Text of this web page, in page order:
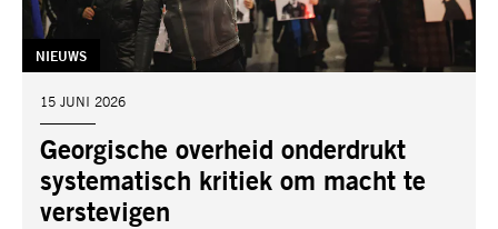
Georgische overheid onderdrukt
systematisch kritiek om macht te
verstevigen
TAG:
NIEUWS
DATUM:
15 JUNI 2026